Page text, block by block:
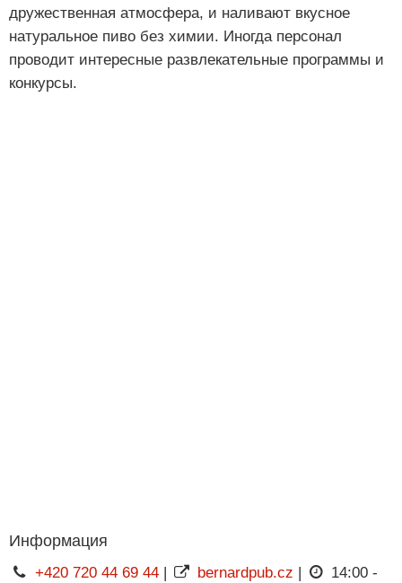
дружественная атмосфера, и наливают вкусное
натуральное пиво без химии. Иногда персонал
проводит интересные развлекательные программы и
конкурсы.
Информация
+420 720 44 69 44| bernardpub.cz
14:00 -